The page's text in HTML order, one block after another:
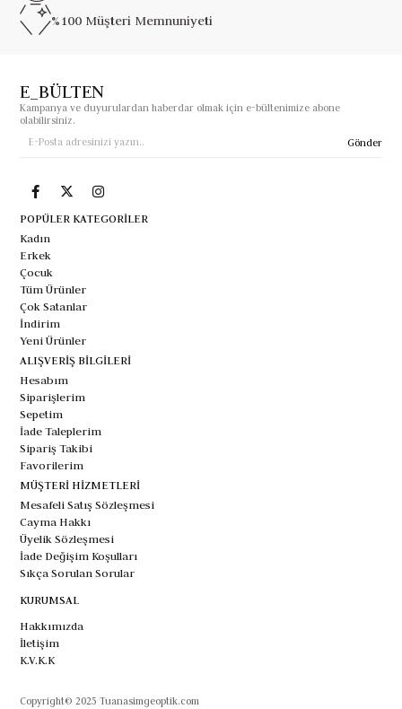
%100 Müşteri Memnuniyeti
E_BÜLTEN
Kampanya ve duyurulardan haberdar olmak için e-bültenimize abone
olabilirsiniz.
Gönder
POPÜLER KATEGORİLER
Kadın
Erkek
Çocuk
Tüm Ürünler
Çok Satanlar
İndirim
Yeni Ürünler
ALIŞVERİŞ BİLGİLERİ
Hesabım
Siparişlerim
Sepetim
İade Taleplerim
Sipariş Takibi
Favorilerim
MÜŞTERİ HİZMETLERİ
Mesafeli Satış Sözleşmesi
Cayma Hakkı
Üyelik Sözleşmesi
İade Değişim Koşulları
Sıkça Sorulan Sorular
KURUMSAL
Hakkımızda
İletişim
K.V.K.K
Copyright© 2025 Tuanasimgeoptik.com